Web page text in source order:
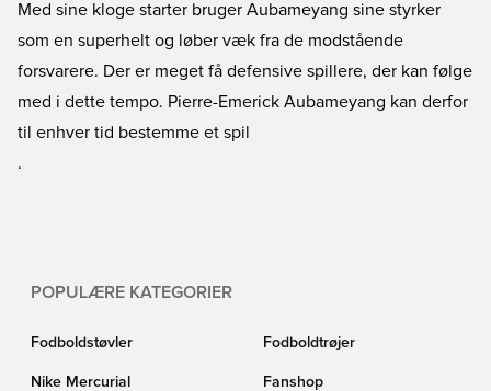
Med sine kloge starter bruger Aubameyang sine styrker
som en superhelt og løber væk fra de modstående
forsvarere. Der er meget få defensive spillere, der kan følge
med i dette tempo. Pierre-Emerick Aubameyang kan derfor
til enhver tid bestemme et spil
.
POPULÆRE KATEGORIER
Fodboldstøvler Fodboldtrøjer
Nike Mercurial Fanshop